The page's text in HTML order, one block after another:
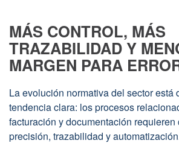
MÁS CONTROL, MÁS
TRAZABILIDAD Y
MARGEN PARA
La evolución normativa del sector está
tendencia clara: los procesos
facturación y documentación requieren
precisión, trazabilidad y